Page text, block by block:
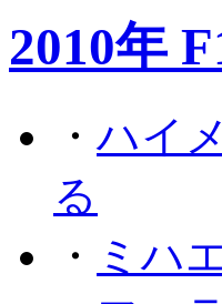
2010年
・ハイ
る
・ ミハ